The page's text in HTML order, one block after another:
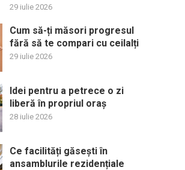
29 iulie 2026
Cum să-ți măsori progresul
fără să te compari cu ceilalți
29 iulie 2026
Idei pentru a petrece o zi
liberă în propriul oraș
28 iulie 2026
Ce facilități găsești în
ansamblurile rezidențiale